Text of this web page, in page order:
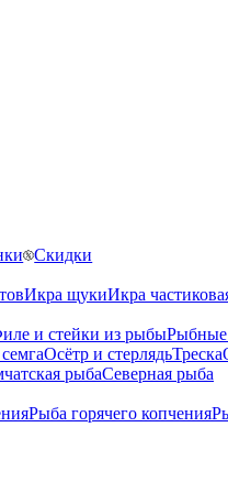
Скидки
Икра щукиИкра
и стейки из рыбыРыбные
Осётр и стерлядьТреска
рыбаСеверная рыба
Рыба горячего копчения